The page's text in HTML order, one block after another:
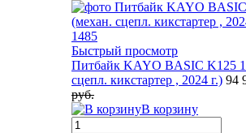
Быстрый просмотр
Питбайк KAYO BASIC K125
сцепл. кикстартер , 2024 г.) 94
руб.
В корзину